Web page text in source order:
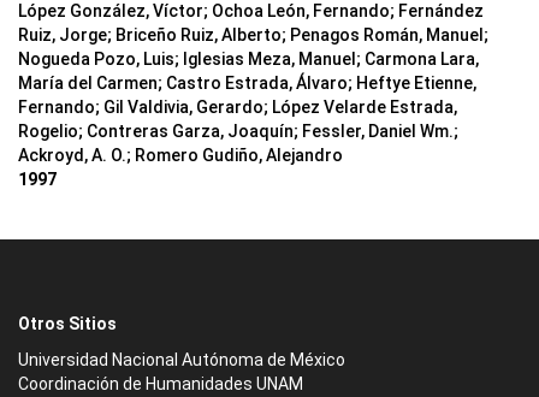
López González, Víctor; Ochoa León, Fernando; Fernández
Ruiz, Jorge; Briceño Ruiz, Alberto; Penagos Román, Manuel;
Nogueda Pozo, Luis; Iglesias Meza, Manuel; Carmona Lara,
María del Carmen; Castro Estrada, Álvaro; Heftye Etienne,
Fernando; Gil Valdivia, Gerardo; López Velarde Estrada,
Rogelio; Contreras Garza, Joaquín; Fessler, Daniel Wm.;
Ackroyd, A. O.; Romero Gudiño, Alejandro
1997
Otros Sitios
Universidad Nacional Autónoma de México
Coordinación de Humanidades UNAM